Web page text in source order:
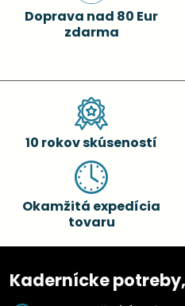
Doprava nad 80 Eur
zdarma
10 rokov skúseností
Okamžitá expedícia
tovaru
Kadernícke